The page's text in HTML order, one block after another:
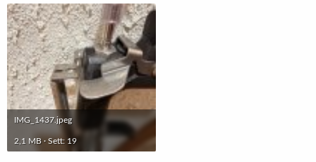
IMG_1437.jpeg
2,1 MB · Sett: 19